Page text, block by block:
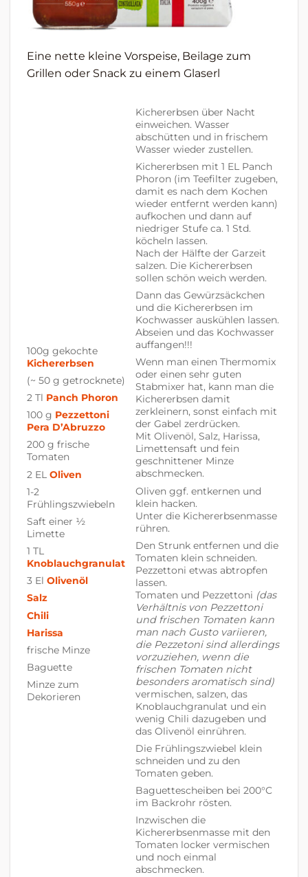
Eine nette kleine Vorspeise, Beilage zum
Grillen oder Snack zu einem Glaserl
100g gekochte
Kichererbsen
(~ 50 g getrocknete)
2 Tl Panch Phoron
100 g Pezzettoni
Pera D’Abruzzo
200 g frische
Tomaten
2 EL Oliven
1-2
Frühlingszwiebeln
Saft einer ½
Limette
1 TL
Knoblauchgranulat
3 El Olivenöl
Salz
Chili
Harissa
frische Minze
Baguette
Minze zum
Dekorieren
Kichererbsen über Nacht
einweichen. Wasser
abschütten und in frischem
Wasser wieder zustellen.
Kichererbsen mit 1 EL Panch
Phoron (im Teefilter zugeben,
damit es nach dem Kochen
wieder entfernt werden kann)
aufkochen und dann auf
niedriger Stufe ca. 1 Std.
köcheln lassen.
Nach der Hälfte der Garzeit
salzen. Die Kichererbsen
sollen schön weich werden.
Dann das Gewürzsäckchen
und die Kichererbsen im
Kochwasser auskühlen lassen.
Abseien und das Kochwasser
auffangen!!!
Wenn man einen Thermomix
oder einen sehr guten
Stabmixer hat, kann man die
Kichererbsen damit
zerkleinern, sonst einfach mit
der Gabel zerdrücken.
Mit Olivenöl, Salz, Harissa,
Limettensaft und fein
geschnittener Minze
abschmecken.
Oliven ggf. entkernen und
klein hacken.
Unter die Kichererbsenmasse
rühren.
Den Strunk entfernen und die
Tomaten klein schneiden.
Pezzettoni etwas abtropfen
lassen.
Tomaten und Pezzettoni (das
Verhältnis von Pezzettoni
und frischen Tomaten kann
man nach Gusto variieren,
die Pezzetoni sind allerdings
vorzuziehen, wenn die
frischen Tomaten nicht
besonders aromatisch sind)
vermischen, salzen, das
Knoblauchgranulat und ein
wenig Chili dazugeben und
das Olivenöl einrühren.
Die Frühlingszwiebel klein
schneiden und zu den
Tomaten geben.
Baguettescheiben bei 200°C
im Backrohr rösten.
Inzwischen die
Kichererbsenmasse mit den
Tomaten locker vermischen
und noch einmal
abschmecken.